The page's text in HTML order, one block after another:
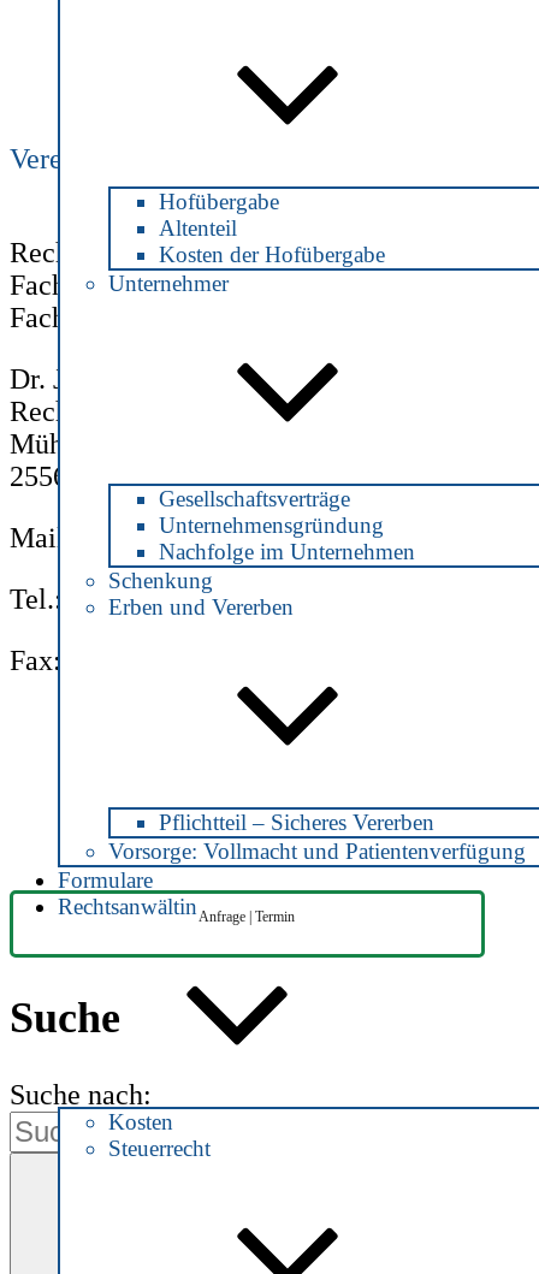
Hofübergabe
Altenteil
Kosten der Hofübergabe
Unternehmer
Gesellschaftsverträge
Unternehmensgründung
Nachfolge im Unternehmen
Schenkung
Erben und Vererben
Pflichtteil – Sicheres Vererben
Vorsorge: Vollmacht und Patientenverfügung
Formulare
Rechtsanwältin
Kosten
Steuerrecht
Vereinbarung
Rechtsanwältin und Notarin
Fachanwältin für Steuerrecht
Fachanwältin für Verkehrsrecht
Dr. Julia Jonas
Rechtsanwältin und Notarin
Mühlenstraße 2
25560 Schenefeld
Mail:
info@notarin-jonas.de
Tel.: 04892 / 890 8160
Fax: 04892 / 890 8162
Anfrage | Termin
Suche
Suche nach: